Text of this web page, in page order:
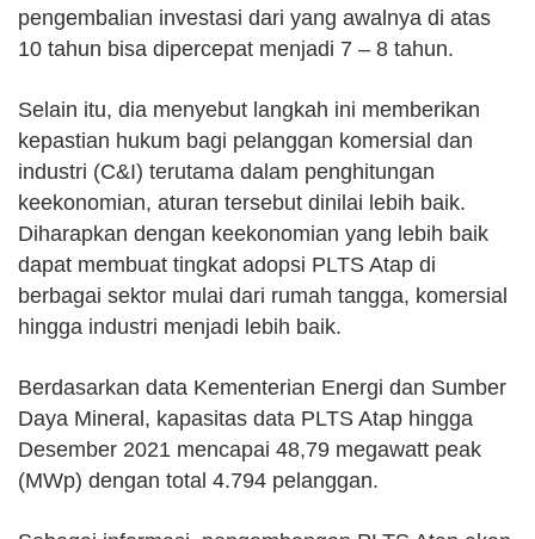
pengembalian investasi dari yang awalnya di atas
10 tahun bisa dipercepat menjadi 7 – 8 tahun.
Selain itu, dia menyebut langkah ini memberikan
kepastian hukum bagi pelanggan komersial dan
industri (C&I) terutama dalam penghitungan
keekonomian, aturan tersebut dinilai lebih baik.
Diharapkan dengan keekonomian yang lebih baik
dapat membuat tingkat adopsi PLTS Atap di
berbagai sektor mulai dari rumah tangga, komersial
hingga industri menjadi lebih baik.
Berdasarkan data Kementerian Energi dan Sumber
Daya Mineral, kapasitas data PLTS Atap hingga
Desember 2021 mencapai 48,79 megawatt peak
(MWp) dengan total 4.794 pelanggan.